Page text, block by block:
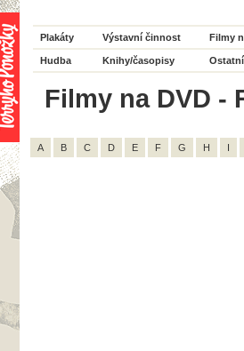
Plakáty Výstavní činnost Filmy
Hudba Knihy/časopisy
Filmy na DVD -
A B C D E F G H I